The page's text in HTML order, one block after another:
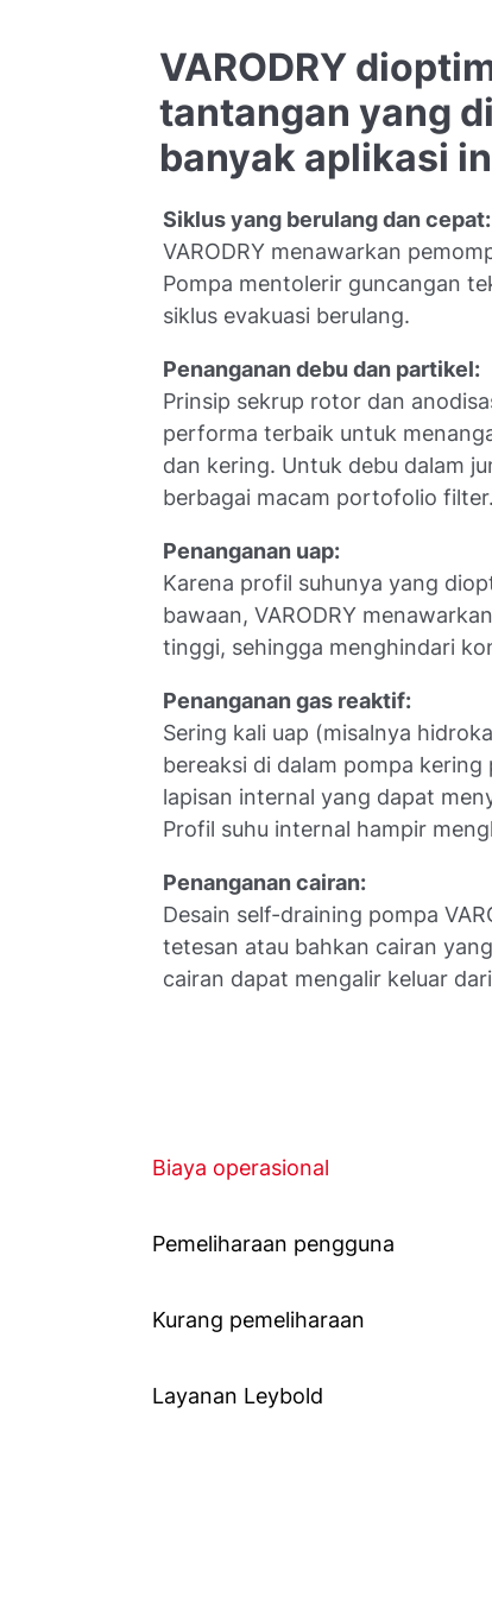
VARODRY
tantangan yang
banyak aplikasi
Siklus yang berulang dan cepat:
VARODRY menawarkan
Pompa mentolerir guncangan
siklus evakuasi berulang.
Penanganan debu dan partikel:
Prinsip sekrup rotor dan
performa terbaik untuk
dan kering. Untuk debu dalam
berbagai macam portofolio filter.
Penanganan uap:
Karena profil suhunya yang
bawaan, VARODRY
tinggi, sehingga menghindari
Penanganan gas reaktif:
Sering kali uap (misalnya
bereaksi di dalam pompa kering
lapisan internal yang dapat
Profil suhu internal hampir
Penanganan cairan:
Desain self-draining pompa
tetesan atau bahkan cairan
cairan dapat mengalir keluar
Biaya operasional
Pemeliharaan pengguna
Kurang pemeliharaan
Layanan Leybold